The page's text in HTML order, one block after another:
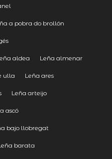
a pobra do brollón
aldea Leña almenar
ulla Leña ares
Leña arteijo
ascó
bajo llobregat
barata